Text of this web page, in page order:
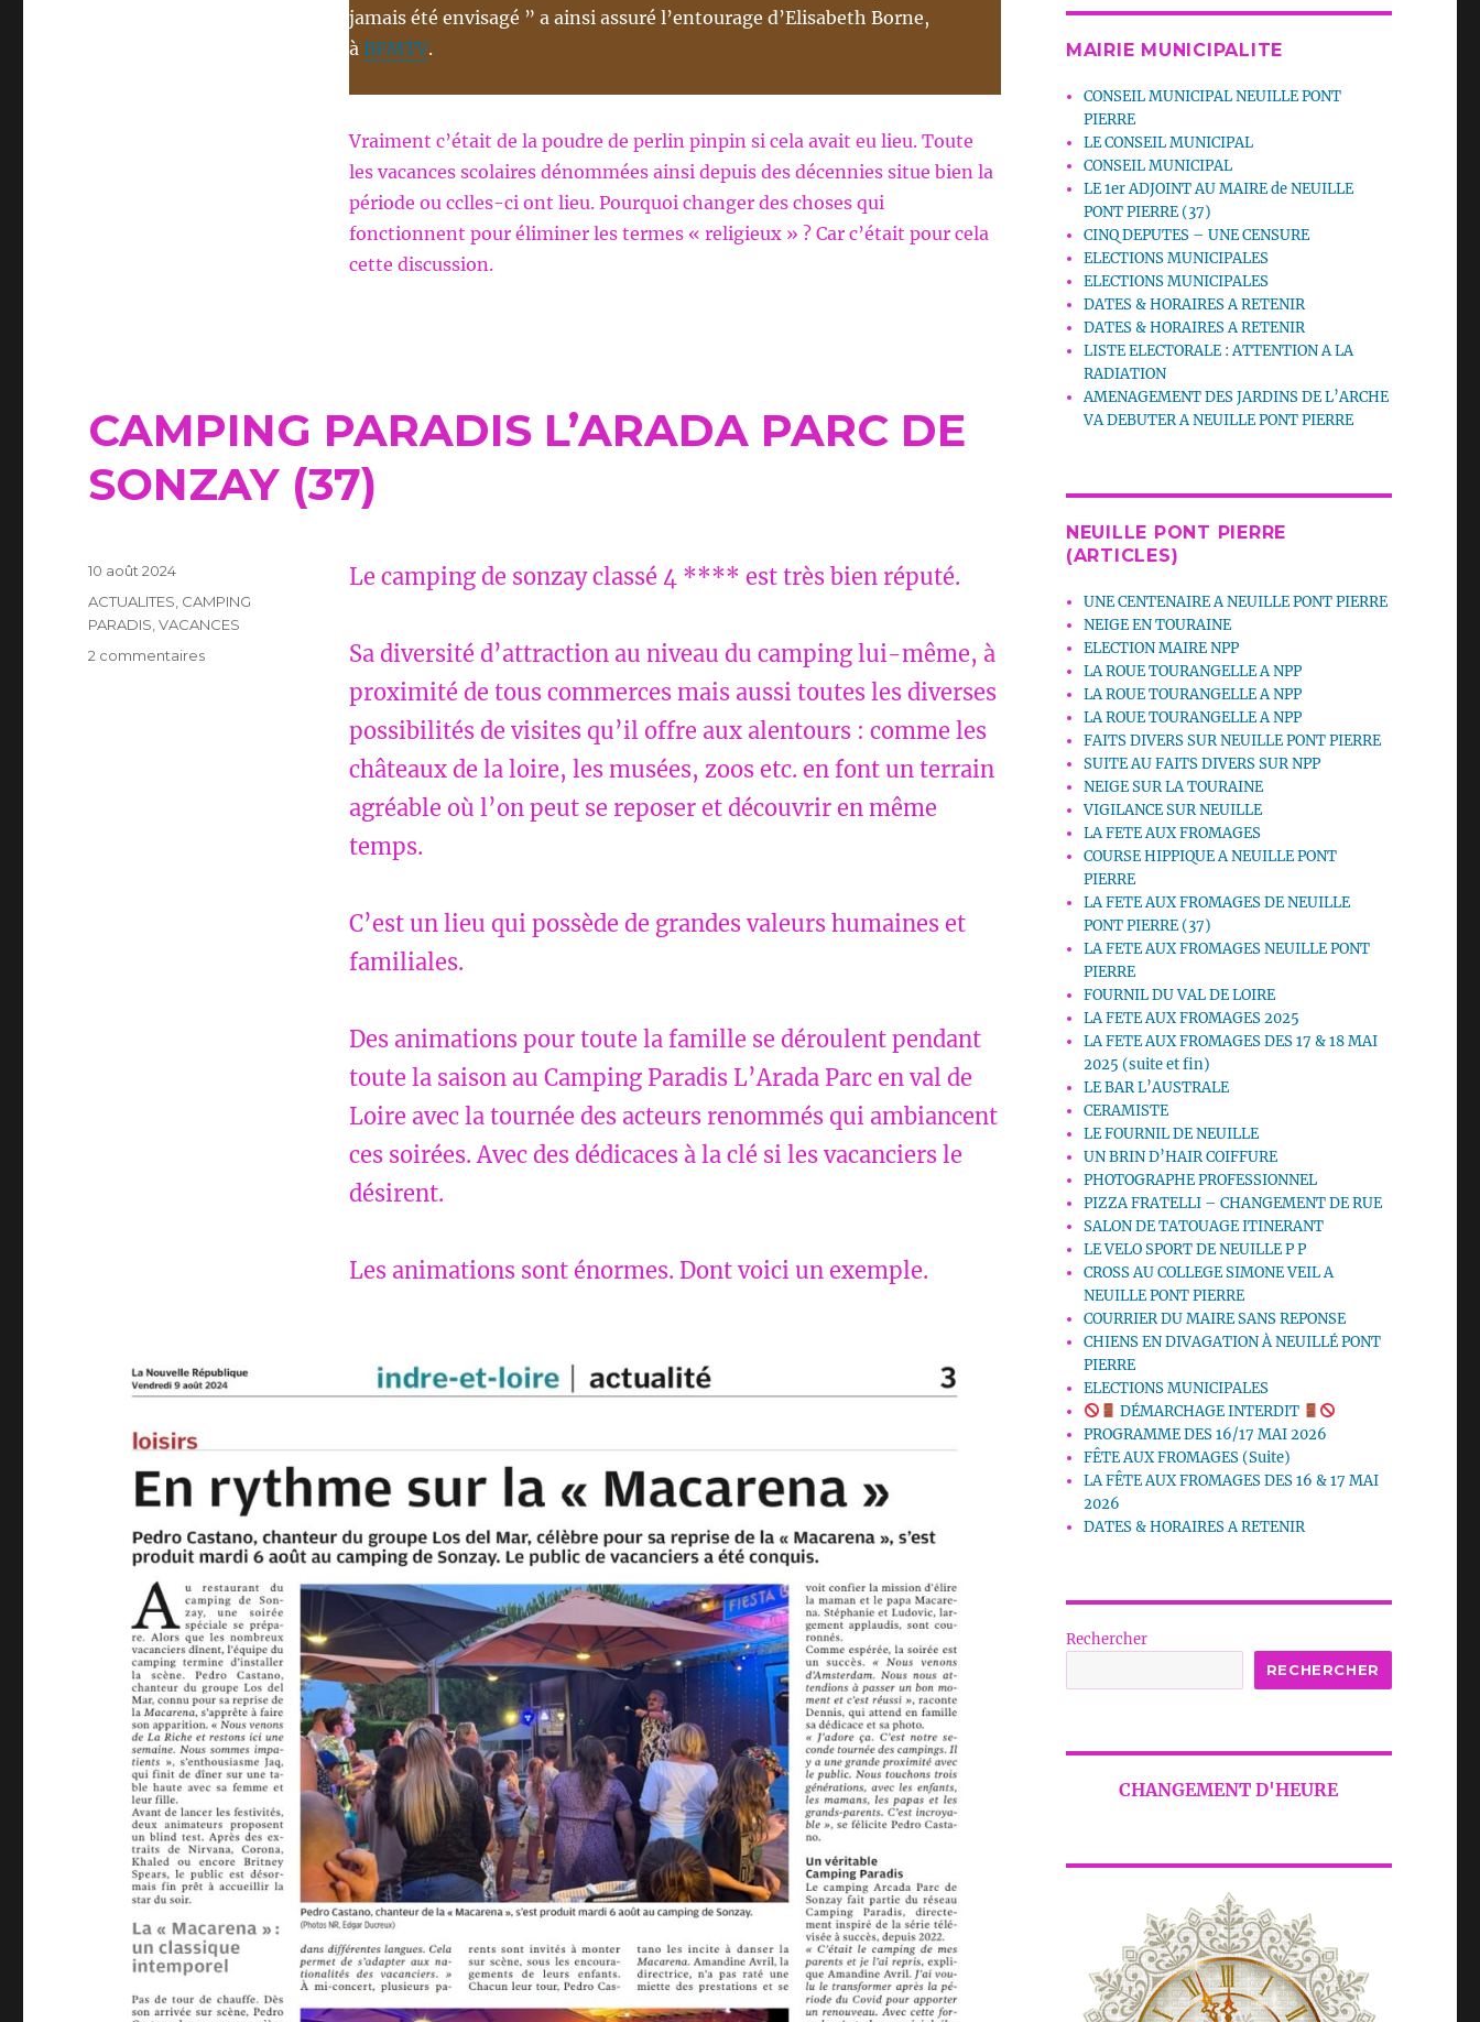
jamais été envisagé ” a ainsi assuré l’entourage d’Elisabeth Borne,
à BFMTV.
Vraiment c’était de la poudre de perlin pinpin si cela avait eu lieu. Toute
les vacances scolaires dénommées ainsi depuis des décennies situe bien la
période ou cclles-ci ont lieu. Pourquoi changer des choses qui
fonctionnent pour éliminer les termes « religieux » ? Car c’était pour cela
cette discussion.
CAMPING PARADIS L’ARADA PARC DE
SONZAY (37)
Le camping de sonzay classé 4 **** est très bien réputé.
Sa diversité d’attraction au niveau du camping lui-même, à
proximité de tous commerces mais aussi toutes les diverses
possibilités de visites qu’il offre aux alentours : comme les
châteaux de la loire, les musées, zoos etc. en font un terrain
agréable où l’on peut se reposer et découvrir en même
temps.
C’est un lieu qui possède de grandes valeurs humaines et
familiales.
Des animations pour toute la famille se déroulent pendant
toute la saison au Camping Paradis L’Arada Parc en val de
Loire avec la tournée des acteurs renommés qui ambiancent
ces soirées. Avec des dédicaces à la clé si les vacanciers le
désirent.
Les animations sont énormes. Dont voici un exemple.
Publié
10 août 2024
Catégories
ACTUALITES CAMPING
PARADIS ,VACANCES
2 commentairessur
MAIRIE MUNICIPALITE
CONSEIL MUNICIPAL NEUILLE PONT
PIERRE
LE CONSEIL MUNICIPAL
CONSEIL MUNICIPAL
LE 1er ADJOINT AU MAIRE de NEUILLE
PONT PIERRE (37)
CINQ DEPUTES – UNE CENSURE
ELECTIONS MUNICIPALES
ELECTIONS MUNICIPALES
DATES & HORAIRES A RETENIR
DATES & HORAIRES A RETENIR
LISTE ELECTORALE : ATTENTION A LA
RADIATION
AMENAGEMENT DES JARDINS DE L’ARCHE
VA DEBUTER A NEUILLE PONT PIERRE
NEUILLE PONT PIERRE
(ARTICLES)
UNE CENTENAIRE A NEUILLE PONT PIERRE
NEIGE EN TOURAINE
ELECTION MAIRE NPP
LA ROUE TOURANGELLE A NPP
LA ROUE TOURANGELLE A NPP
LA ROUE TOURANGELLE A NPP
FAITS DIVERS SUR NEUILLE PONT PIERRE
SUITE AU FAITS DIVERS SUR NPP
NEIGE SUR LA TOURAINE
VIGILANCE SUR NEUILLE
LA FETE AUX FROMAGES
COURSE HIPPIQUE A NEUILLE PONT
PIERRE
LA FETE AUX FROMAGES DE NEUILLE
PONT PIERRE (37)
LA FETE AUX FROMAGES NEUILLE PONT
PIERRE
FOURNIL DU VAL DE LOIRE
LA FETE AUX FROMAGES 2025
LA FETE AUX FROMAGES DES 17 & 18 MAI
2025 (suite et fin)
LE BAR L’AUSTRALE
CERAMISTE
LE FOURNIL DE NEUILLE
UN BRIN D’HAIR COIFFURE
PHOTOGRAPHE PROFESSIONNEL
PIZZA FRATELLI – CHANGEMENT DE RUE
SALON DE TATOUAGE ITINERANT
LE VELO SPORT DE NEUILLE P P
CROSS AU COLLEGE SIMONE VEIL A
NEUILLE PONT PIERRE
COURRIER DU MAIRE SANS REPONSE
CHIENS EN DIVAGATION À NEUILLÉ PONT
PIERRE
ELECTIONS MUNICIPALES
DÉMARCHAGE INTERDIT
PROGRAMME DES 16/17 MAI 2026
FÊTE AUX FROMAGES (Suite)
LA FÊTE AUX FROMAGES DES 16 & 17 MAI
2026
DATES & HORAIRES A RETENIR
Rechercher
RECHERCHER
CHANGEMENT D'HEURE